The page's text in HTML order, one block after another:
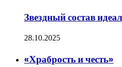
Звездный состав
28.10.2025
«Храбрость и честь»